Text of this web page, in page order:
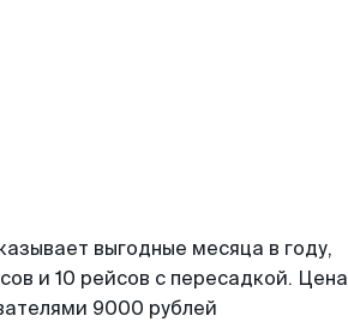
выгодные месяца в году,
и 10 рейсов с пересадкой. Цена
9000 рублей